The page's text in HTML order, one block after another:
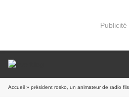
Publicité
Accueil » président rosko, un animateur de radio fils du